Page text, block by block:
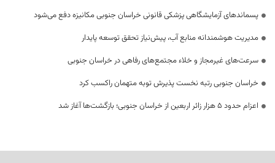
پسماندهای آزمایشگاهی پزشکی قانونی خراسان جنوبی مکانیزه دفع می‌شود
مدیریت هوشمندانه منابع آب، پیش‌نیاز تحقق توسعه پایدار
سرعت‌های غیرمجاز و خلاء مجتمع‌های رفاهی در خراسان جنوبی
خراسان جنوبی رتبه نخست پذیرش توبه متهمان راکسب کرد
اعزام حدود 5 هزار زائر اربعین از خراسان جنوبی؛ بازگشت‌ها آغاز شد